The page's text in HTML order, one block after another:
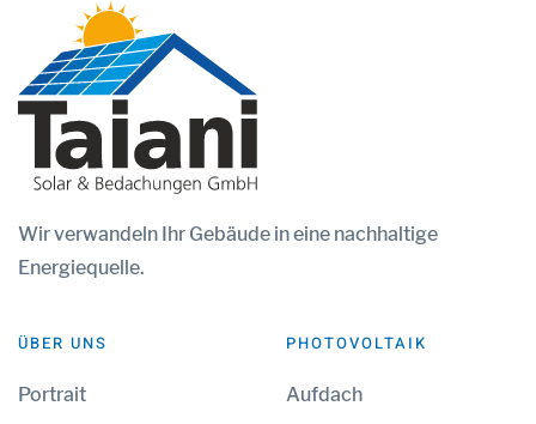
Wirverwandeln Ihr Gebäude in eine nachhaltige
Energiequelle.
ÜBER UNS
Portrait
PHOTOVOLTAIK
Aufdach